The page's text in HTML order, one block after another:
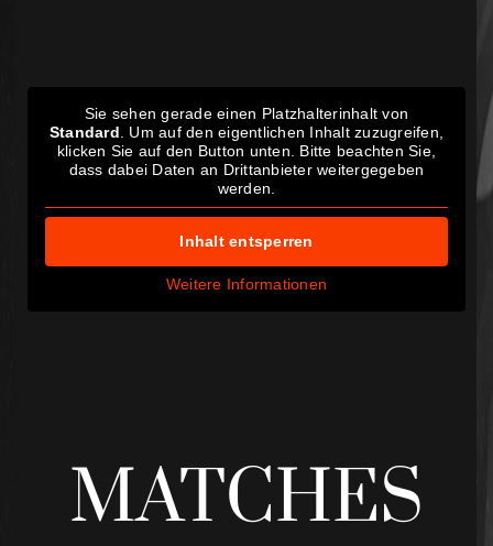
Sie sehen gerade einen Platzhalterinhalt von
Standard . Um auf den eigentlichen Inhalt zuzugreifen,
klicken Sie auf den Button unten. Bitte beachten Sie,
dass dabei Daten an Drittanbieter weitergegeben
werden.
Inhalt entsperren
Weitere Informationen
MATCHES